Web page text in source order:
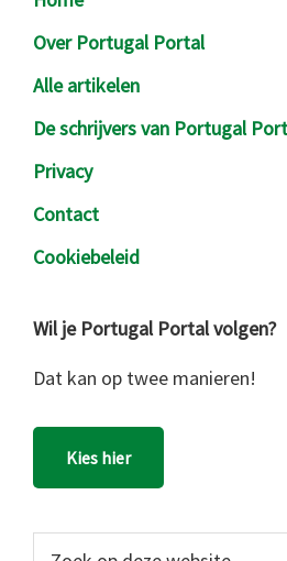
Over Portugal Portal
Alle artikelen
De schrijvers van Portugal
Privacy
Contact
Cookiebeleid
Wil je Portugal Portal volgen?
Dat kan op twee manieren!
Kies hier